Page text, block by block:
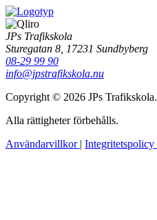
JPs Trafikskola
Sturegatan 8, 17231 Sundbyberg
08-29 99 90
info@jpstrafikskola.nu
Copyright © 2026 JPs Trafikskola.
Alla rättigheter förbehålls.
Användarvillkor | Integritetspolicy